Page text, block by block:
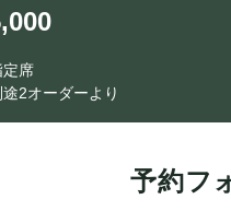
席
2オーダーより
予約フ